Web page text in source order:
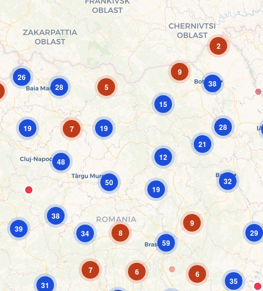
6
7
2
28
19
5
38
21
26
28
15
19
9
38
7
32
8
59
6
9
19
12
39 34
50
31
48
29
35